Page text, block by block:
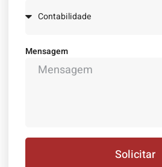
Mensagem
Solicitar